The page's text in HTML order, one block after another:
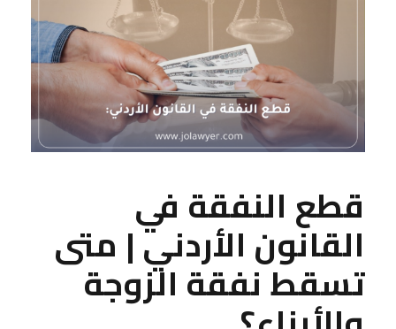
قطع النفقة في
القانون الأردني | متى
تسقط نفقة الزوجة